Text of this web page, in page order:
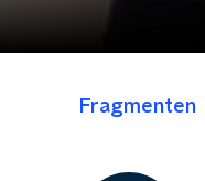
Fragmenten